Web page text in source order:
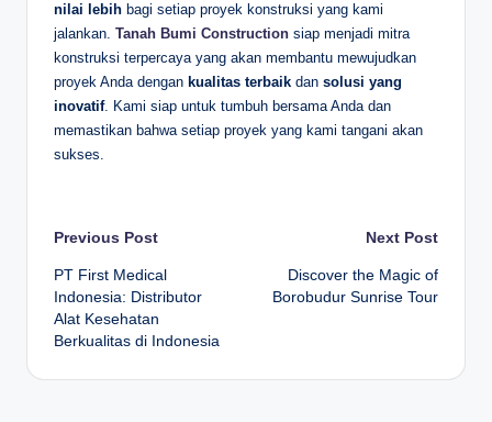
nilai lebih bagi setiap proyek konstruksi yang kami
jalankan. Tanah Bumi Construction siap menjadi mitra
konstruksi terpercaya yang akan membantu mewujudkan
proyek Anda dengan kualitas terbaik dan solusi yang
inovatif. Kami siap untuk tumbuh bersama Anda dan
memastikan bahwa setiap proyek yang kami tangani akan
sukses.
Post
navigation
Previous Post
PT First Medical
Indonesia: Distributor
Alat Kesehatan
Berkualitas di Indonesia
Next Post
Discover the Magic of
Borobudur Sunrise Tour